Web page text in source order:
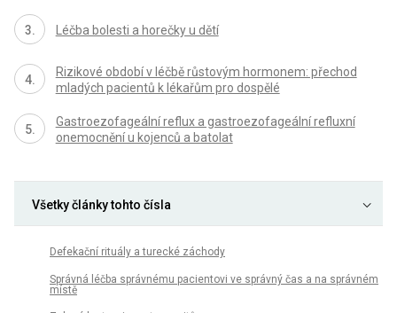
Léčba bolesti a horečky u dětí
Rizikové období v léčbě růstovým hormonem: přechod
mladých pacientů k lékařům pro dospělé
Gastroezofageální reflux a gastroezofageální refluxní
onemocnění u kojenců a batolat
Všetky články tohto čísla
Defekační rituály a turecké záchody
Správná léčba správnému pacientovi ve správný čas a na správném
místě